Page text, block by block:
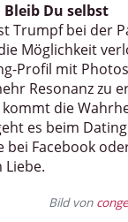
Du selbst
Trumpf bei der
Möglichkeit
Profil mit
Resonanz zu
die
es beim
bei Facebook
Bild von